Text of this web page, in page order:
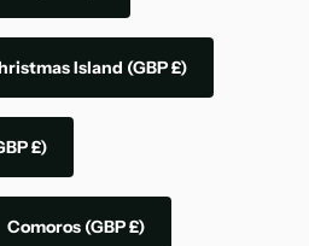
Island (GBP £)
£)
Comoros (GBP £)